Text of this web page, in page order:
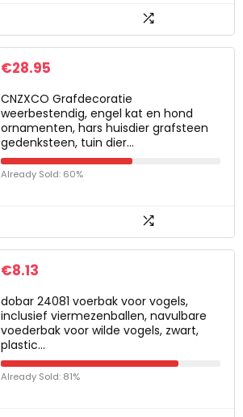
€28.95
CNZXCO Grafdecoratie
weerbestendig, engel kat en hond
ornamenten, hars huisdier grafsteen
gedenksteen, tuin dier…
Already Sold: 60%
€8.13
dobar 24081 voerbak voor vogels,
inclusief viermezenballen, navulbare
voederbak voor wilde vogels, zwart,
plastic…
Already Sold: 81%